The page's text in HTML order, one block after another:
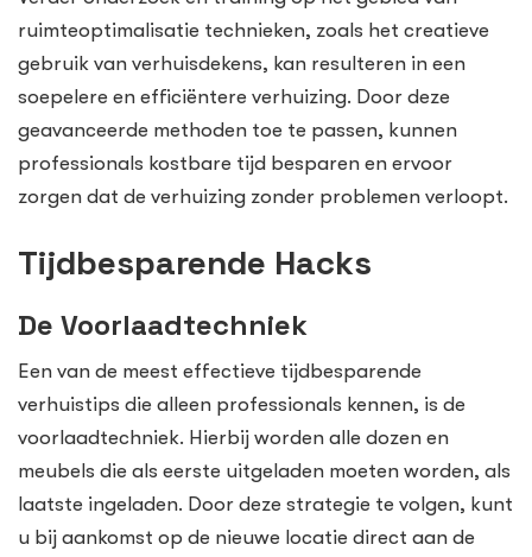
ruimteoptimalisatie technieken, zoals het creatieve
gebruik van verhuisdekens, kan resulteren in een
soepelere en efficiëntere verhuizing. Door deze
geavanceerde methoden toe te passen, kunnen
professionals kostbare tijd besparen en ervoor
zorgen dat de verhuizing zonder problemen verloopt.
Tijdbesparende Hacks
De Voorlaadtechniek
Een van de meest effectieve tijdbesparende
verhuistips die alleen professionals kennen, is de
voorlaadtechniek. Hierbij worden alle dozen en
meubels die als eerste uitgeladen moeten worden, als
laatste ingeladen. Door deze strategie te volgen, kunt
u bij aankomst op de nieuwe locatie direct aan de